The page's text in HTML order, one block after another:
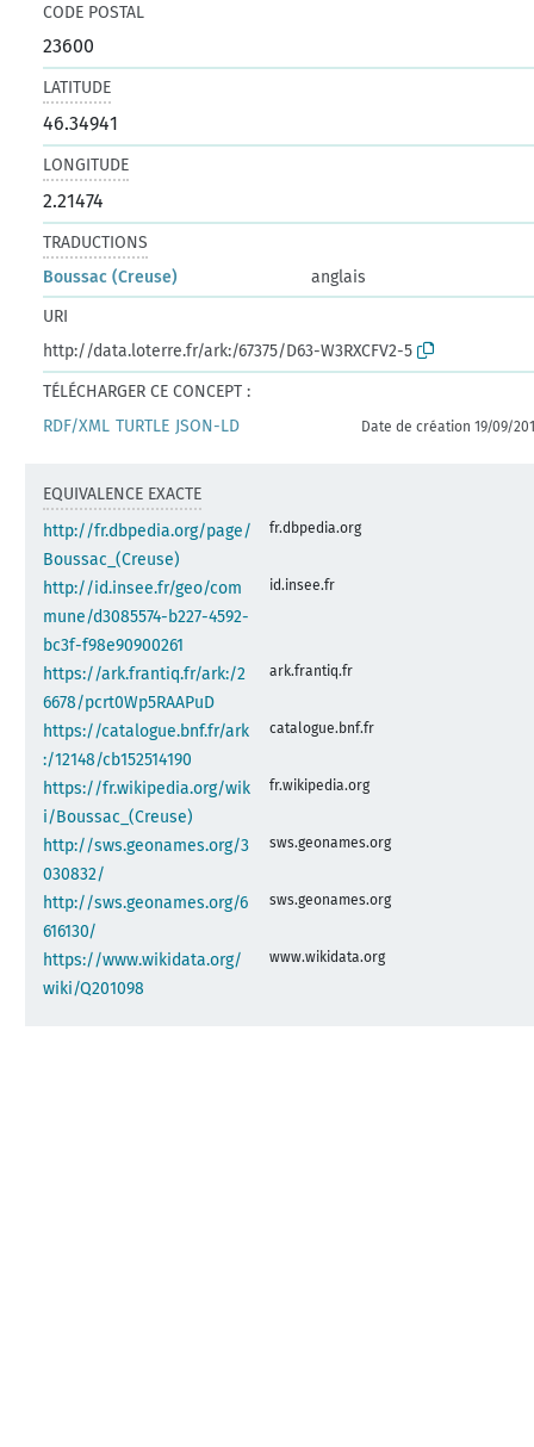
CODE POSTAL
23600
LATITUDE
46.34941
LONGITUDE
2.21474
TRADUCTIONS
Boussac (Creuse)
anglais
URI
http://data.loterre.fr/ark:/67375/D63-W3RXCFV2-5
TÉLÉCHARGER CE CONCEPT :
RDF/XML TURTLE JSON-LD Date de création 19/09/
EQUIVALENCE EXACTE
http://fr.dbpedia.org/page/
Boussac_(Creuse)
fr.dbpedia.org
http://id.insee.fr/geo/com
mune/d3085574-b227-4592-
bc3f-f98e90900261
id.insee.fr
https://ark.frantiq.fr/ark:/2
6678/pcrt0Wp5RAAPuD
ark.frantiq.fr
https://catalogue.bnf.fr/ark
:/12148/cb152514190
catalogue.bnf.fr
https://fr.wikipedia.org/wik
i/Boussac_(Creuse)
fr.wikipedia.org
http://sws.geonames.org/3
030832/
sws.geonames.org
http://sws.geonames.org/6
616130/
sws.geonames.org
https://www.wikidata.org/
wiki/Q201098
www.wikidata.org